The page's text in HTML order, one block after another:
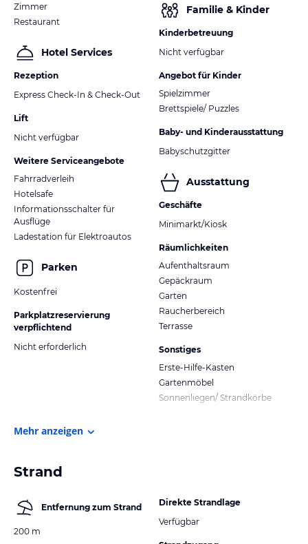
Zimmer
Restaurant
Hotel Services
Rezeption
Express Check-In & Check-Out
Lift
Nicht verfügbar
Weitere Serviceangebote
Fahrradverleih
Hotelsafe
Informationsschalter für
Ausflüge
Ladestation für Elektroautos
Parken
Kostenfrei
Parkplatzreservierung
verpflichtend
Nicht erforderlich
Familie & Kinder
Kinderbetreuung
Nicht verfügbar
Angebot für Kinder
Spielzimmer
Brettspiele/ Puzzles
Baby- und Kinderausstattung
Babyschutzgitter
Ausstattung
Geschäfte
Minimarkt/Kiosk
Räumlichkeiten
Aufenthaltsraum
Gepäckraum
Garten
Raucherbereich
Terrasse
Sonstiges
Erste-Hilfe-Kasten
Gartenmöbel
Sonnenliegen/ Strandkörbe
Mehr anzeigen
Strand
Entfernung zum Strand
200 m
Direkte Strandlage
Verfügbar